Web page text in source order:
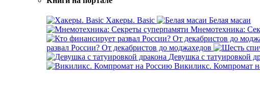
Хакеры. Basic
Белая масаи
Мнемотехника:
развал России? От декабристов до моджахедов
Девушка с татуировкой
Викиликс. Компромат